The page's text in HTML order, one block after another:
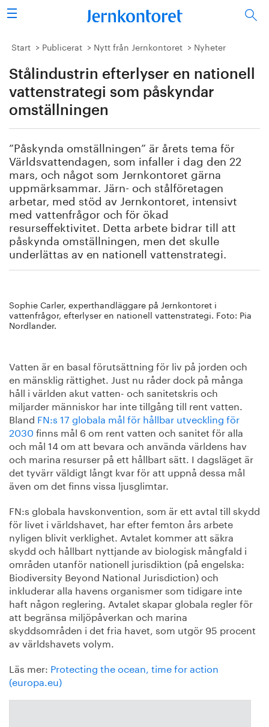
Sök
Stålindustrin
Vision 2050
Forskning/utbildning
Vi tycker
Publicerat
Bildbank
Om oss
Start Publicerat Nytt från Jernkontoret Nyheter
Stålindustrin efterlyser en nationell
vattenstrategi som påskyndar
omställningen
”Påskynda omställningen” är årets tema för
Världsvattendagen, som infaller i dag den 22
mars, och något som Jernkontoret gärna
uppmärksammar. Järn- och stålföretagen
arbetar, med stöd av Jernkontoret, intensivt
med vattenfrågor och för ökad
resurseffektivitet. Detta arbete bidrar till att
påskynda omställningen, men det skulle
underlättas av en nationell vattenstrategi.
Sophie Carler, experthandläggare på Jernkontoret i
vattenfrågor, efterlyser en nationell vattenstrategi. Foto: Pia
Nordlander.
Vatten är en basal förutsättning för liv på jorden och
en mänsklig rättighet. Just nu råder dock på många
håll i världen akut vatten- och sanitetskris och
miljarder människor har inte tillgång till rent vatten.
Bland FN:s 17 globala mål för hållbar utveckling för
2030 finns mål 6 om rent vatten och sanitet för alla
och mål 14 om att bevara och använda världens hav
och marina resurser på ett hållbart sätt. I dagsläget är
det tyvärr väldigt långt kvar för att uppnå dessa mål
även om det finns vissa ljusglimtar.
FN:s globala havskonvention, som är ett avtal till skydd
för livet i världshavet, har efter femton års arbete
nyligen blivit verklighet. Avtalet kommer att säkra
skydd och hållbart nyttjande av biologisk mångfald i
områden utanför nationell jurisdiktion (på engelska:
Biodiversity Beyond National Jurisdiction) och
inkluderar alla havens organismer som tidigare inte
haft någon reglering. Avtalet skapar globala regler för
att begränsa miljöpåverkan och marina
skyddsområden i det fria havet, som utgör 95 procent
av världshavets volym.
Läs mer: Protecting the ocean, time for action
(europa.eu)